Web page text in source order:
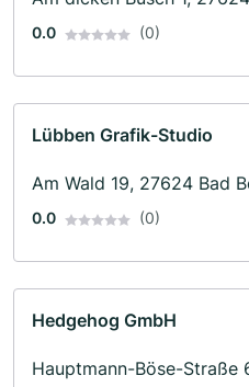
0.0 (0)
Lübben Grafik-Studio
Am Wald 19, 27624 Bad
0.0 (0)
Hedgehog GmbH
Hauptmann-Böse-Straße